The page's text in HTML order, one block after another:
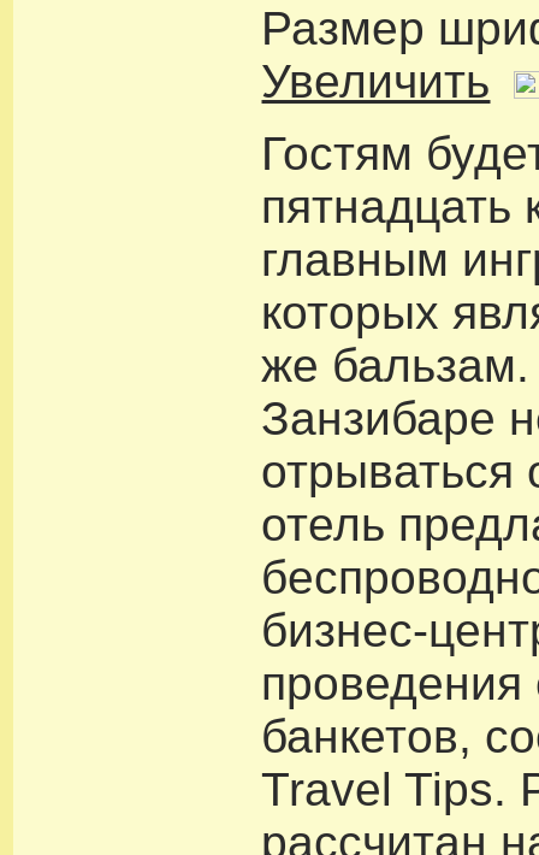
Размер
Увеличить
Гостям
пятнадцать
главным
которых
же
Занзибаре
отрываться
отель
бизнес-
банкетов,
Travel Tips.
рассчитан